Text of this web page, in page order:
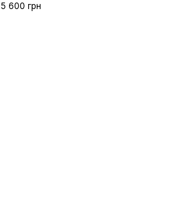
5 600 грн